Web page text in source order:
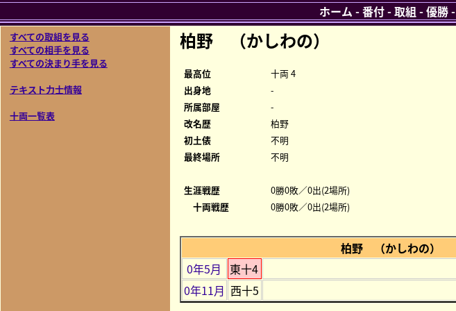
すべての取組を見る
すべての相手を見る
すべての決まり手を見る
テキスト力士情報
十両一覧表
柏野 （かしわの）
最高位
十両 4
出身地
-
所属部屋
-
改名歴
柏野
初土俵
不明
最終場所
不明
生涯戦歴
0勝0敗／0出(2場所)
十両戦歴
0勝0敗／0出(2場所)
柏野 （かしわの）
0年5月
東十4
0年11月 西十5
ホーム -番付-取組 -優勝-